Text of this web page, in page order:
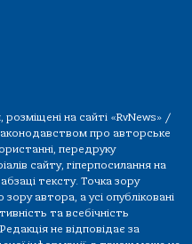
розміщені на сайті «RvNews» /
про авторське
передруку
сайту, гіперпосилання на
тексту. Точка зору
автора, а усі опубліковані
та всебічність
не відповідає за